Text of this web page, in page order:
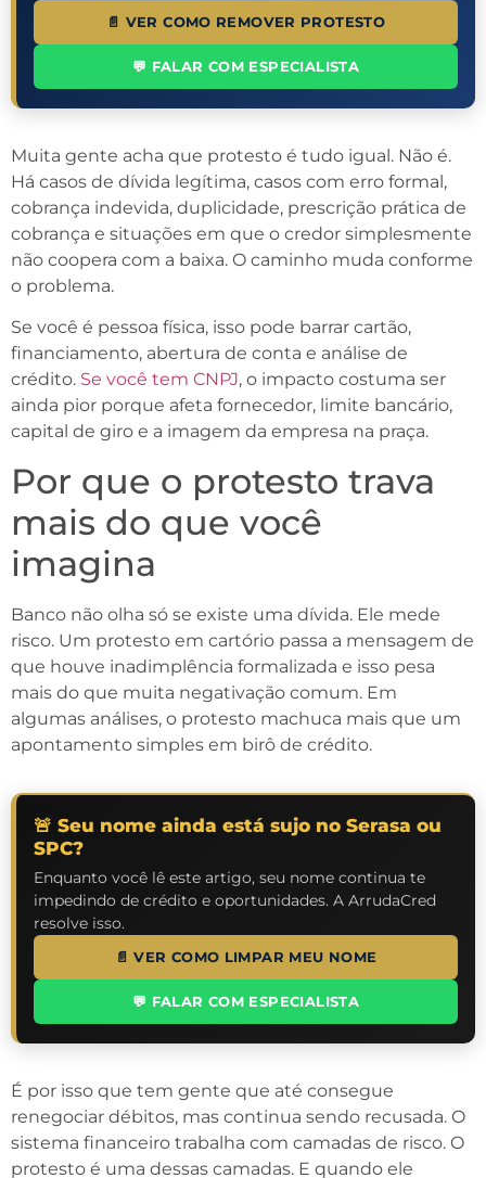
📄 VER COMO REMOVER PROTESTO
💬 FALAR COM ESPECIALISTA
Muita gente acha que protesto é tudo igual. Não é.
Há casos de dívida legítima, casos com erro formal,
cobrança indevida, duplicidade, prescrição prática de
cobrança e situações em que o credor simplesmente
não coopera com a baixa. O caminho muda conforme
o problema.
Se você é pessoa física, isso pode barrar cartão,
financiamento, abertura de conta e análise de
crédito. Se você tem CNPJ, o impacto costuma ser
ainda pior porque afeta fornecedor, limite bancário,
capital de giro e a imagem da empresa na praça.
Por que o protesto trava
mais do que você
imagina
Banco não olha só se existe uma dívida. Ele mede
risco. Um protesto em cartório passa a mensagem de
que houve inadimplência formalizada e isso pesa
mais do que muita negativação comum. Em
algumas análises, o protesto machuca mais que um
apontamento simples em birô de crédito.
🚨 Seu nome ainda está sujo no Serasa ou
SPC?
Enquanto você lê este artigo, seu nome continua te
impedindo de crédito e oportunidades. A ArrudaCred
resolve isso.
📄 VER COMO LIMPAR MEU NOME
💬 FALAR COM ESPECIALISTA
É por isso que tem gente que até consegue
renegociar débitos, mas continua sendo recusada. O
sistema financeiro trabalha com camadas de risco. O
protesto é uma dessas camadas. E quando ele